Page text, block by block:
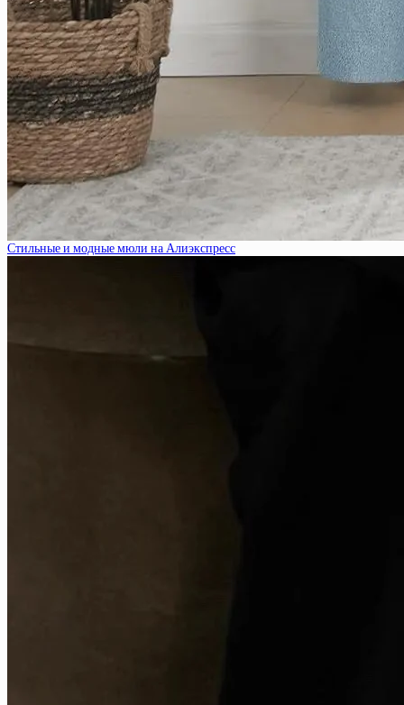
Стильные и модные мюли на Алиэкспресс